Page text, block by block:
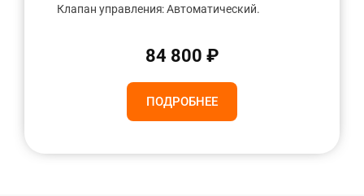
Клапан управления: Автоматический.
84 800 ₽
ПОДРОБНЕЕ